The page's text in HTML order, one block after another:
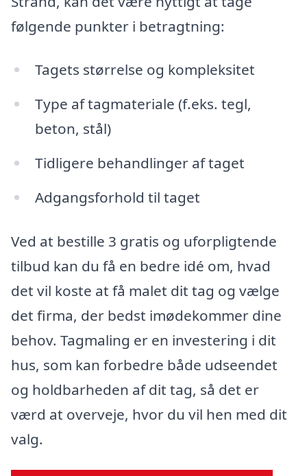
følgende punkter i betragtning:
Tagets størrelse og kompleksitet
Type af tagmateriale (f.eks. tegl,
beton, stål)
Tidligere behandlinger af taget
Adgangsforhold til taget
Ved at bestille 3 gratis og uforpligtende
tilbud kan du få en bedre idé om, hvad
det vil koste at få malet dit tag og vælge
det firma, der bedst imødekommer dine
behov. Tagmaling er en investering i dit
hus, som kan forbedre både udseendet
og holdbarheden af dit tag, så det er
værd at overveje, hvor du vil hen med dit
valg.